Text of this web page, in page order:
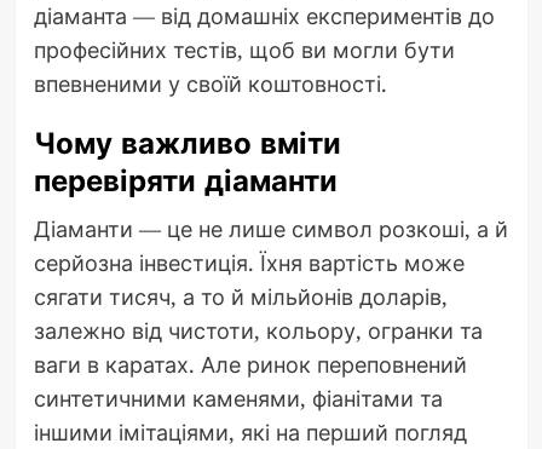
діаманта — від домашніх експериментів до
професійних тестів, щоб ви могли бути
впевненими у своїй коштовності.
Чому важливо вміти
перевіряти діаманти
Діаманти — це не лише символ розкоші, а й
серйозна інвестиція. Їхня вартість може
сягати тисяч, а то й мільйонів доларів,
залежно від чистоти, кольору, огранки та
ваги в каратах. Але ринок переповнений
синтетичними каменями, фіанітами та
іншими імітаціями, які на перший погляд